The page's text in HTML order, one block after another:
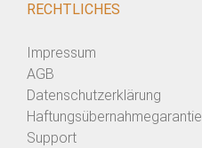
RECHTLICHES
Impressum
AGB
Datenschutzerklärung
Haftungsübernahmegarantie
Support